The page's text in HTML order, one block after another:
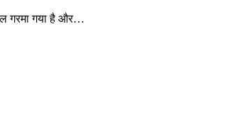
गरमा गया है और…